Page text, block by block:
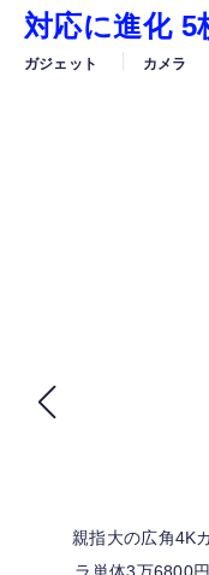
対応に進化 5
ガジェット カメラ
親指大の広角4K